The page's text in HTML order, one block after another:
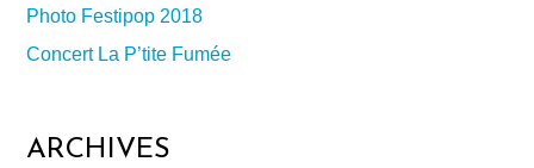
Photo Festipop 2018
Concert La P’tite Fumée
ARCHIVES